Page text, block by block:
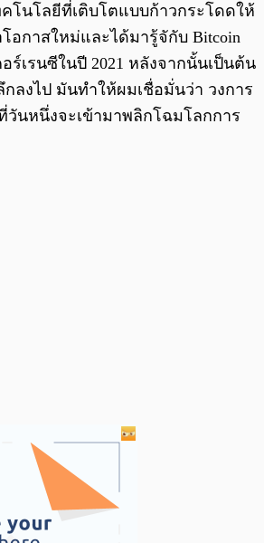
โนโลยีที่เติบโตแบบก้าวกระโดดให้
อกาสใหม่และได้มารู้จักับ Bitcoin
ร์เรนซีในปี 2021 หลังจากนั้นเป็นต้น
ลงไป มันทำให้ผมเชื่อมั่นว่า วงการ
นหนึ่งจะเข้ามาพลิกโฉมโลกการ